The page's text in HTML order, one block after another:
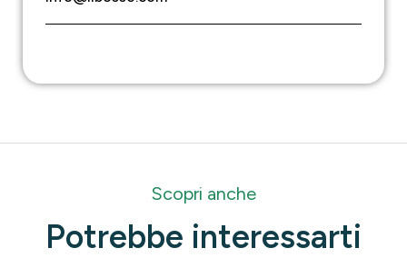
Scopri anche
Potrebbe interessarti